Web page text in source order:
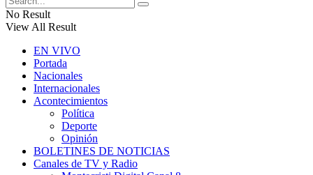
No Result
View All Result
EN VIVO
Portada
Nacionales
Internacionales
Acontecimientos
Política
Deporte
Opinión
BOLETINES DE NOTICIAS
Canales de TV y Radio